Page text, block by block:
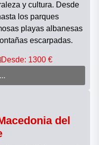
y cultura. Desde
los parques
playas albanesas
escarpadas.
Desde: 1300 €
del